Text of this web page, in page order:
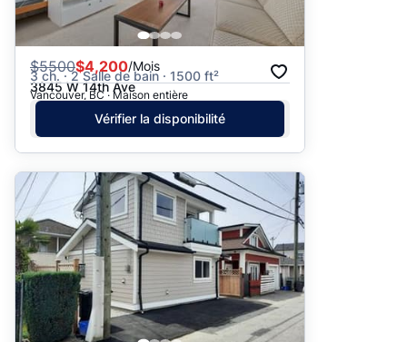
$5500$4,200/Mois
3 ch. · 2 Salle de bain · 1500 ft²
3845 W 14th Ave
Vancouver, BC · Maison entière
Vérifier la disponibilité